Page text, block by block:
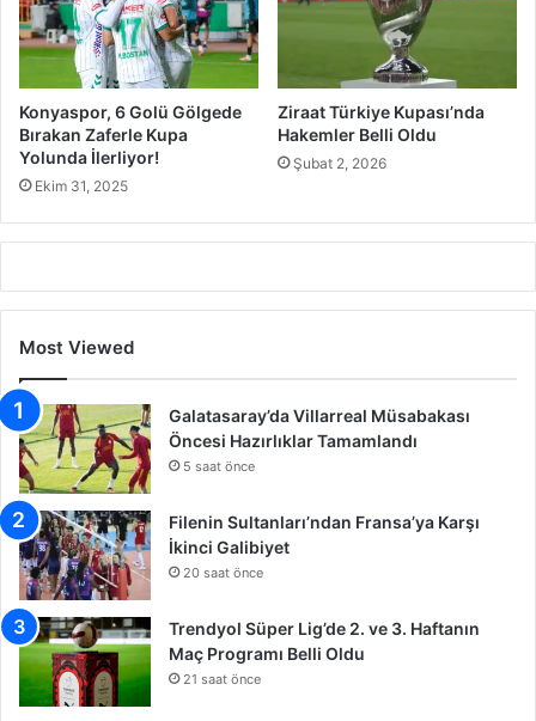
Konyaspor, 6 Golü Gölgede
Bırakan Zaferle Kupa
Yolunda İlerliyor!
Ekim 31, 2025
Ziraat Türkiye Kupası’nda
Hakemler Belli Oldu
Şubat 2, 2026
Most Viewed
Galatasaray’da Villarreal Müsabakası
Öncesi Hazırlıklar Tamamlandı
5 saat önce
Filenin Sultanları’ndan Fransa’ya Karşı
İkinci Galibiyet
20 saat önce
Trendyol Süper Lig’de 2. ve 3. Haftanın
Maç Programı Belli Oldu
21 saat önce